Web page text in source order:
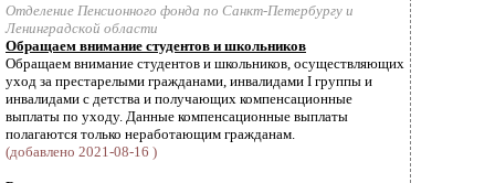
Отделение Пенсионного фонда по Санкт-Петербургу и
Ленинградской области
Обращаем внимание студентов и школьников
Обращаем внимание студентов и школьников, осуществляющих
уход за престарелыми гражданами, инвалидами I группы и
инвалидами с детства и получающих компенсационные
выплаты по уходу. Данные компенсационные выплаты
полагаются только неработающим гражданам.
(добавлено 2021-08-16 )